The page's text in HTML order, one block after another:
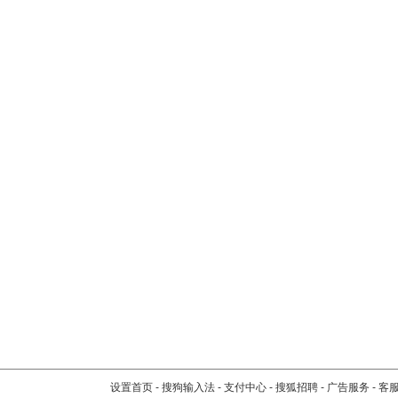
设置首页 - 搜狗输入法 - 支付中心 - 搜狐招聘 - 广告服务 - 客